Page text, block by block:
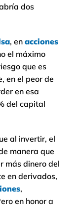
dos
, en acciones
el máximo
que es
en el peor de
en esa
del capital
al invertir, el
manera que
más dinero del
en derivados,
,
en honor a